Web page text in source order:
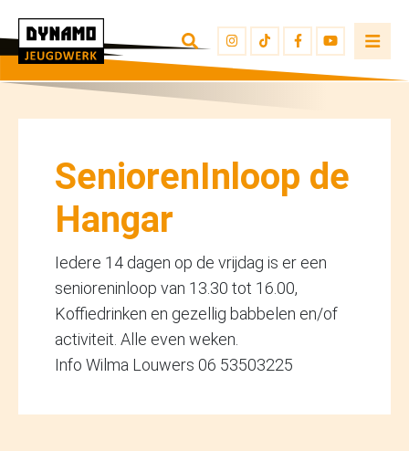
INSCHRIJVEN JEUGDWERKERS
SeniorenInloop de
Hangar
Iedere 14 dagen op de vrijdag is er een
senioreninloop van 13.30 tot 16.00,
Koffiedrinken en gezellig babbelen en/of
activiteit. Alle even weken.
Info Wilma Louwers 06 53503225